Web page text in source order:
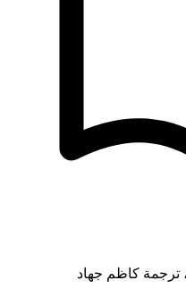
ترجمة كاظم جهاد